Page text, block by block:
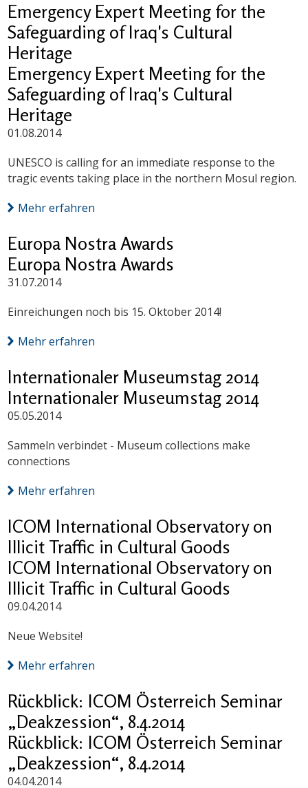
Emergency Expert Meeting for the
Safeguarding of Iraq's Cultural
Heritage
Emergency Expert Meeting for the
Safeguarding of Iraq's Cultural
Heritage
01.08.2014
UNESCO is calling for an immediate response to the
tragic events taking place in the northern Mosul region.
Mehr erfahren
Europa Nostra Awards
Europa Nostra Awards
31.07.2014
Einreichungen noch bis 15. Oktober 2014!
Mehr erfahren
Internationaler Museumstag 2014
Internationaler Museumstag 2014
05.05.2014
Sammeln verbindet - Museum collections make
connections
Mehr erfahren
ICOM International Observatory on
Illicit Traffic in Cultural Goods
ICOM International Observatory on
Illicit Traffic in Cultural Goods
09.04.2014
Neue Website!
Mehr erfahren
Rückblick: ICOM Österreich Seminar
„Deakzession“, 8.4.2014
Rückblick: ICOM Österreich Seminar
„Deakzession“, 8.4.2014
04.04.2014